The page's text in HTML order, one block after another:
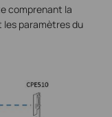
comprenant la
paramètres du